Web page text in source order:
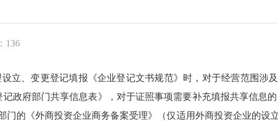
136
立、变更登记填报《企业登记文书规范》时，对于经营范围涉
政府部门共享信息表》，对于证照事项需要补充填报共享信息
门的《外商投资企业商务备案受理》（仅适用外商投资企业的设